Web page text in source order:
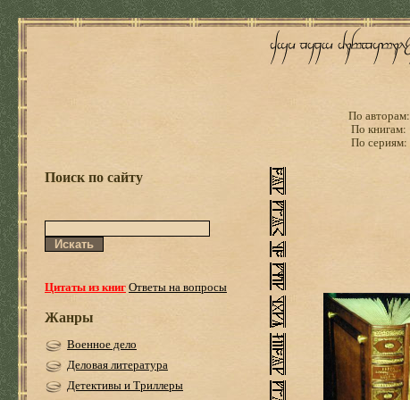
По авторам:
По книгам:
По сериям:
Поиск по сайту
Цитаты из книгОтветы на вопросы
Жанры
Военное дело
Деловая литература
Детективы и Триллеры